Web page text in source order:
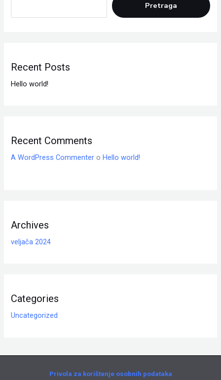
Pretraga
Recent Posts
Hello world!
Recent Comments
A WordPress Commenter oHello world!
Archives
veljača 2024
Categories
Uncategorized
Privola za korištenje osobnih podataka